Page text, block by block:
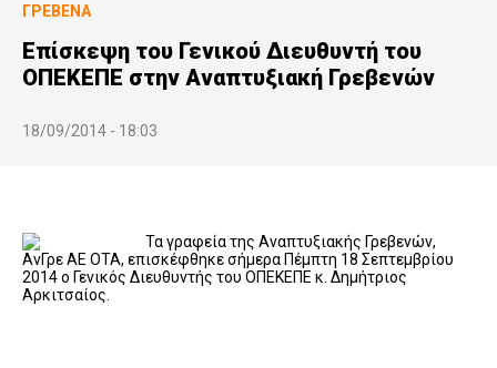
ΓΡΕΒΕΝΆ
Επίσκεψη του Γενικού Διευθυντή του
ΟΠΕΚΕΠΕ στην Αναπτυξιακή Γρεβενών
18/09/2014 - 18:03
Τα γραφεία της Αναπτυξιακής Γρεβενών,
ΑνΓρε ΑΕ ΟΤΑ, επισκέφθηκε σήμερα Πέμπτη 18 Σεπτεμβρίου
2014 ο Γενικός Διευθυντής του ΟΠΕΚΕΠΕ κ. Δημήτριος
Αρκιτσαίος.